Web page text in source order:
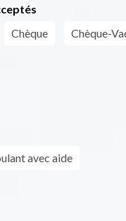
Chèque Chèque-
avec aide